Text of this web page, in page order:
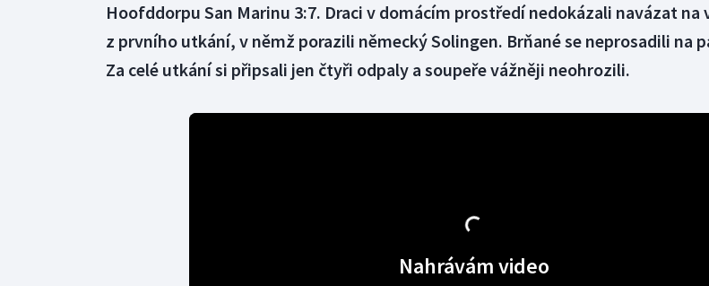
Hoofddorpu San Marinu 3:7. Draci v domácím prostředí nedokázali navázat na
z prvního utkání, v němž porazili německý Solingen. Brňané se neprosadili na
Za celé utkání si připsali jen čtyři odpaly a soupeře vážněji neohrozili.
Nahrávám video